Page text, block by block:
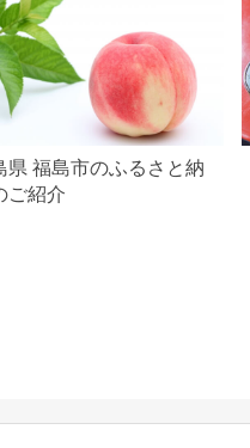
県 福島市のふるさと納
ご紹介